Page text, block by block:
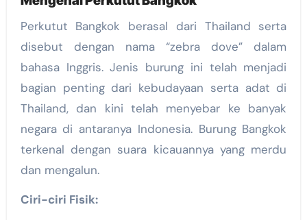
Perkutut Bangkok berasal dari Thailand serta
disebut dengan nama “zebra dove” dalam
bahasa Inggris. Jenis burung ini telah menjadi
bagian penting dari kebudayaan serta adat di
Thailand, dan kini telah menyebar ke banyak
negara di antaranya Indonesia. Burung Bangkok
terkenal dengan suara kicauannya yang merdu
dan mengalun.
Ciri-ciri Fisik: